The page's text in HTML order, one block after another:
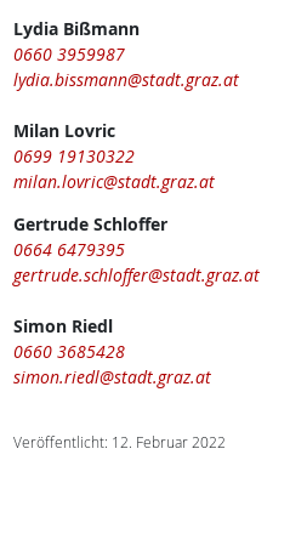
Lydia Bißmann
0660 3959987
lydia.bissmann@stadt.graz.at
Milan Lovric
0699 19130322
milan.lovric@stadt.graz.at
Gertrude Schloffer
0664 6479395
gertrude.schloffer@stadt.graz.at
Simon Riedl
0660 3685428
simon.riedl@stadt.graz.at
Veröffentlicht: 12. Februar 2022